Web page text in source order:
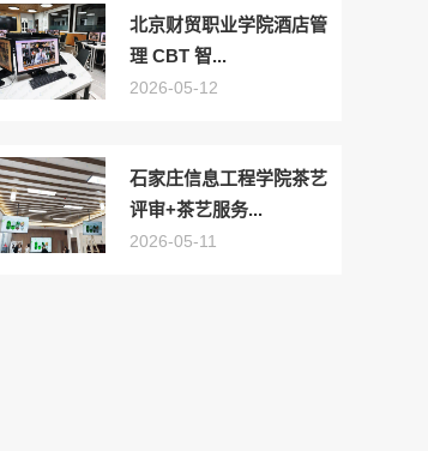
北京财贸职业学院酒店管
理 CBT 智...
2026-05-12
石家庄信息工程学院茶艺
评审+茶艺服务...
2026-05-11